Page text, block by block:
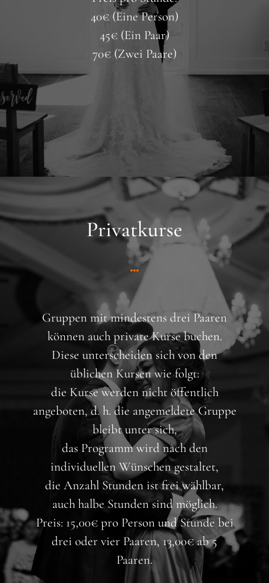
40€ (Eine Person)
45€ (Ein Paar)
70€ (Zwei Paare)
Privatkurse
Gruppen mit mindestens drei Paaren
können auch private Kurse buchen.
Diese unterscheiden sich von den
üblichen Kursen wie folgt:
die Kurse werden nicht öffentlich
angeboten, d. h. die angemeldete Gruppe
bleibt unter sich,
das Programm wird nach den
individuellen Wünschen gestaltet,
die Anzahl Stunden ist frei wählbar,
auch halbe Stunden sind möglich.
Preis: 15,00€ pro Person und Stunde bei
drei oder vier Paaren, 13,00€ ab 5
Paaren.